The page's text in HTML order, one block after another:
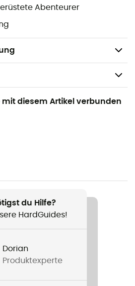
Abenteurer
nur in Frankreich
nur in Frankreich
diesem Artikel verbunden
du Hilfe?
HardGuides!
Dorian
Produktexperte